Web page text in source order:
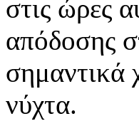
στις ώρες
απόδοσης
σημαντικά
νύχτα.